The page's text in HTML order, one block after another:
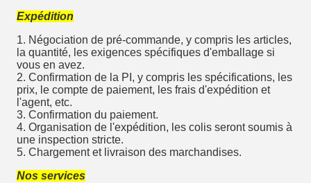
Expédition
1. Négociation de pré-commande, y compris les articles,
la quantité, les exigences spécifiques d'emballage si
vous en avez.
2. Confirmation de la PI, y compris les spécifications, les
prix, le compte de paiement, les frais d'expédition et
l'agent, etc.
3. Confirmation du paiement.
4. Organisation de l'expédition, les colis seront soumis à
une inspection stricte.
5. Chargement et livraison des marchandises.
Nos services